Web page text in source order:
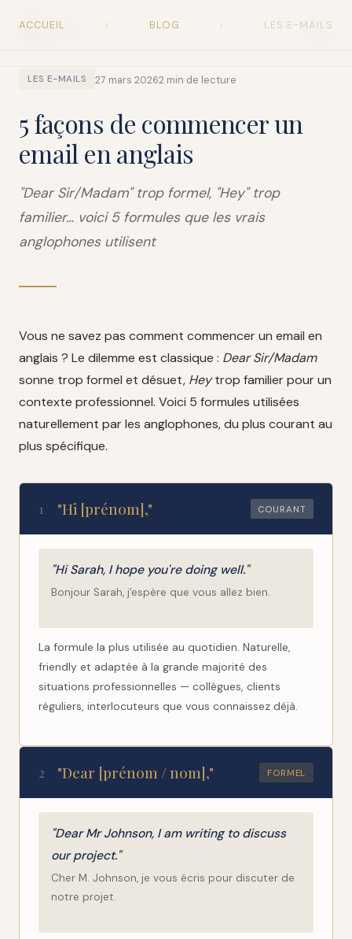
Snap English
ACCUEIL › BLOG › LES E-MAILS
LES E-MAILS 27 mars 20262 min de lecture
5 façons de commencer un
email en anglais
"Dear Sir/Madam" trop formel, "Hey" trop
familier… voici 5 formules que les vrais
anglophones utilisent
Vous ne savez pas comment commencer un email en
anglais ? Le dilemme est classique : Dear Sir/Madam
sonne trop formel et désuet, Heytrop familier pour un
contexte professionnel. Voici 5 formules utilisées
naturellement par les anglophones, du plus courant au
plus spécifique.
1 "Hi [prénom]," COURANT
"Hi Sarah, I hope you're doing well."
Bonjour Sarah, j'espère que vous allez bien.
La formule la plus utilisée au quotidien. Naturelle,
friendly et adaptée à la grande majorité des
situations professionnelles — collègues, clients
réguliers, interlocuteurs que vous connaissez déjà.
2 "Dear [prénom / nom]," FORMEL
"Dear Mr Johnson, I am writing to discuss
our project."
Cher M. Johnson, je vous écris pour discuter de
notre projet.